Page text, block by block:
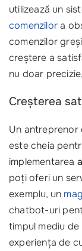
utilizează un
comenzilora
comenzilor
creștere a
nu doar
Creșterea
Un antreprenor
este cheia
implementarea
poți oferi un
exemplu, un
chatbot-uri
timpul mediu
experiența de